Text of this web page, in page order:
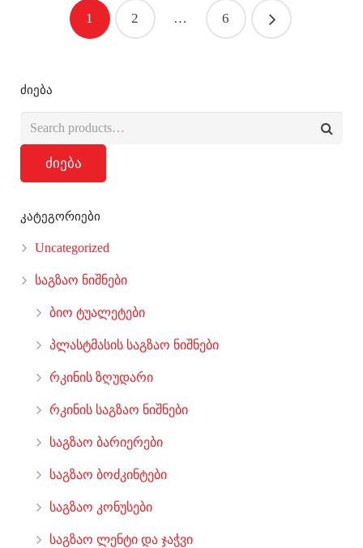
1 2 … 6
ძიება
ძიება
კატეგორიები
Uncategorized
საგზაო ნიშნები
ბიო ტუალეტები
პლასტმასის საგზაო ნიშნები
რკინის ზღუდარი
რკინის საგზაო ნიშნები
საგზაო ბარიერები
საგზაო ბოძკინტები
საგზაო კონუსები
საგზაო ლენტი და ჯაჭვი